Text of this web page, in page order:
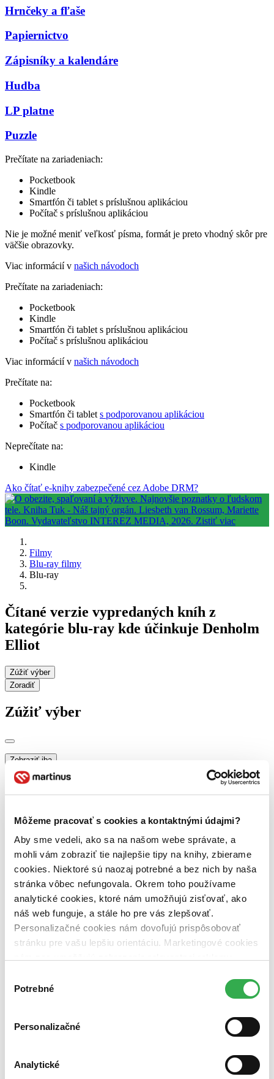
Môžeme pracovať s cookies a kontaktnými údajmi?
Aby sme vedeli, ako sa na našom webe správate, a
mohli vám zobraziť tie najlepšie tipy na knihy, zbierame
cookies. Niektoré sú naozaj potrebné a bez nich by naša
stránka vôbec nefungovala. Okrem toho používame
analytické cookies, ktoré nám umožňujú zisťovať, ako
náš web funguje, a stále ho pre vás zlepšovať.
Personalizačné cookies nám dovoľujú prispôsobovať
stránku pre vašu lepšiu orientáciu. Marketingové cookies
nám pomohlo, keby sme mohli používať všetky tieto
súhlasu
Potrebné
Personalizačné
Analytické
Hrnčeky a fľaše
Papiernictvo
Zápisníky a kalendáre
Hudba
LP platne
Puzzle
Prečítate na zariadeniach:
Pocketbook
Kindle
Smartfón či tablet s príslušnou aplikáciou
Počítač s príslušnou aplikáciou
Nie je možné meniť veľkosť písma, formát je preto vhodný skôr pre
väčšie obrazovky.
Viac informácií v našich návodoch
Prečítate na zariadeniach:
Pocketbook
Kindle
Smartfón či tablet s príslušnou aplikáciou
Počítač s príslušnou aplikáciou
Viac informácií v našich návodoch
Prečítate na:
Pocketbook
Smartfón či tablet s podporovanou aplikáciou
Počítač s podporovanou aplikáciou
Neprečítate na:
Kindle
Ako čítať e-knihy zabezpečené cez Adobe DRM?
Filmy
Blu-ray filmy
Blu-ray
Čítané verzie vypredaných kníh z
kategórie blu-ray kde účinkuje Denholm
Elliot
Zúžiť výber
Zoradiť
Zúžiť výber
Zobraziť iba
novinky (0 titulov)
na centrálnom sklade (0 titulov)na centrálnom sklade
pripravujeme (0 titulov)pripravujeme
dostupná (bez vypredaných) (0 titulov)dostupná (bez
vypredaných)
Nové / čítané
nová (0 titulov)nová
čítaná (0 titulov)čítaná
čítaná - výborný stav (0 titulov)čítaná - výborný stav
čítaná - mierne opotrebovaná (0 titulov)čítaná - mierne
opotrebovaná
čítané verzie vypredaných kníh (0 titulov)čítané verzie
Zoradiť